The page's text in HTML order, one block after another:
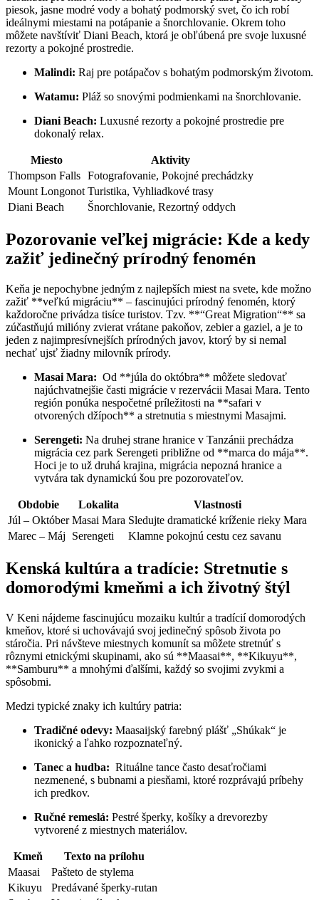
⁤piesok, jasne modré vody ⁣a bohatý podmorský svet,​ čo ich​ robí
ideálnymi⁤ miestami na ​potápanie a šnorchlovanie. Okrem toho
‌môžete​ navštíviť Diani Beach,⁤ ktorá je obľúbená pre ⁣svoje luxusné
rezorty a pokojné prostredie.
Malindi: Raj pre‌ potápačov‍ s ⁢bohatým podmorským životom.
Watamu: Pláž ‍so snovými podmienkami na šnorchlovanie.
Diani Beach: Luxusné ⁤rezorty a ​pokojné prostredie pre
dokonalý relax.
Miesto
Aktivity
Thompson Falls Fotografovanie, Pokojné prechádzky
Mount Longonot Turistika, Vyhliadkové trasy
Diani Beach
Šnorchlovanie, Rezortný oddych
Pozorovanie veľkej migrácie: ⁤Kde a kedy
‌zažiť jedinečný ⁢prírodný fenomén
Keňa je nepochybne⁤ jedným z​ najlepších miest na svete, kde možno
zažiť **veľkú migráciu** – ⁣fascinujúci prírodný‌ fenomén, ktorý
každoročne privádza tisíce turistov.⁣ Tzv. **“Great ‌Migration“** sa
zúčastňujú ​milióny zvierat ⁣vrátane pakoňov, zebier a gaziel, ⁢a je to
jeden z najimpresívnejších prírodných javov, ktorý ⁢by si nemal⁢
nechať ujsť žiadny milovník prírody.
Masai Mara: ‍ Od **júla do októbra** môžete sledovať
najúchvatnejšie časti migrácie v rezervácii Masai Mara. Tento
región ponúka nespočetné príležitosti na **safari v
otvorených⁤ džípoch** a stretnutia ‌s miestnymi Masajmi.
Serengeti: Na druhej strane hranice v Tanzánii prechádza
migrácia cez ​park Serengeti‌ približne od **marca do mája**.
Hoci je to už druhá ⁣krajina, migrácia nepozná ⁣hranice a
vytvára tak dynamickú ​šou pre pozorovateľov.
Obdobie Lokalita
Vlastnosti
Júl – Október Masai ⁤Mara Sledujte dramatické⁤ kríženie rieky ‌Mara
Marec – Máj
Serengeti Klamne pokojnú cestu cez savanu
Kenská kultúra ⁣a tradície:⁤ Stretnutie s ​
domorodými kmeňmi ‍a ich‍ životný štýl
V Keni nájdeme fascinujúcu mozaiku kultúr⁢ a tradícií domorodých
kmeňov, ktoré si uchovávajú⁣ svoj jedinečný spôsob života po
stáročia. Pri⁤ návšteve miestnych komunít sa môžete stretnúť s
rôznymi ⁣etnickými skupinami, ako sú ‍**Maasai**, **Kikuyu**,‌
**Samburu** a mnohými ďalšími, každý so svojimi zvykmi ​a
‍spôsobmi.
Medzi typické⁢ znaky​ ich kultúry patria:
Tradičné odevy: Maasaijský⁢ farebný ‌plášť „Shúkak“ je
ikonický a ľahko rozpoznateľný.
Tanec ⁢a hudba: ‍ Rituálne ‌tance často desaťročiami
nezmenené,‍ s bubnami a piesňami, ktoré⁤ rozprávajú príbehy
ich predkov.
Ručné remeslá: ‍Pestré šperky, košíky‍ a⁣ drevorezby
vytvorené z miestnych materiálov.
Kmeň
Texto na prílohu
Maasai
Pašteto de stylema
Kikuyu
Predávané⁤ šperky-rutan